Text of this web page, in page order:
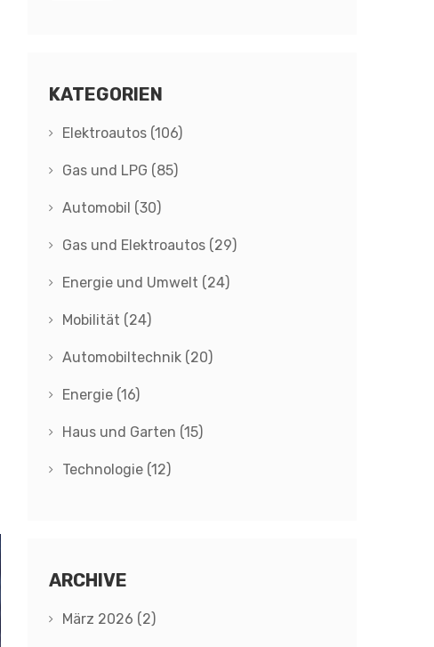
KATEGORIEN
Elektroautos (106)
Gas und LPG (85)
Automobil (30)
Gas und Elektroautos (29)
Energie und Umwelt (24)
Mobilität (24)
Automobiltechnik (20)
Energie (16)
Haus und Garten (15)
Technologie (12)
ARCHIVE
März 2026 (2)